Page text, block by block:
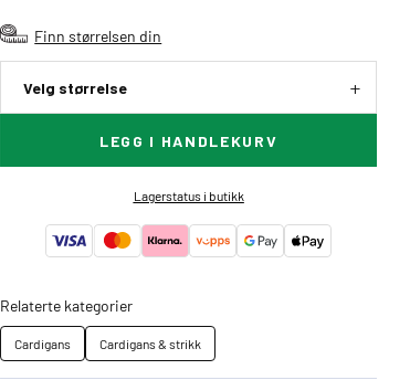
Finn størrelsen din
Velg størrelse
LEGG I HANDLEKURV
Lagerstatus i butikk
Relaterte kategorier
Cardigans Cardigans & strikk